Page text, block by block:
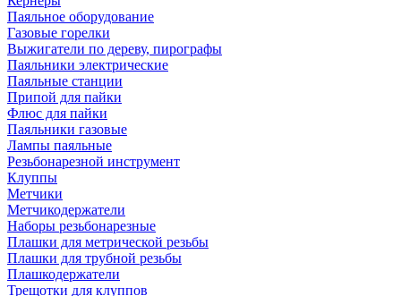
Паяльное оборудование
Газовые горелки
Выжигатели по дереву, пирографы
Паяльники электрические
Паяльные станции
Припой для пайки
Флюс для пайки
Паяльники газовые
Лампы паяльные
Резьбонарезной инструмент
Клуппы
Метчики
Метчикодержатели
Наборы резьбонарезные
Плашки для метрической резьбы
Плашки для трубной резьбы
Плашкодержатели
Трещотки для клуппов